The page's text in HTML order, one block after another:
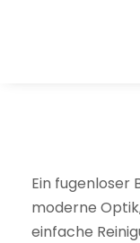
Ein fugenloser
moderne
einfache